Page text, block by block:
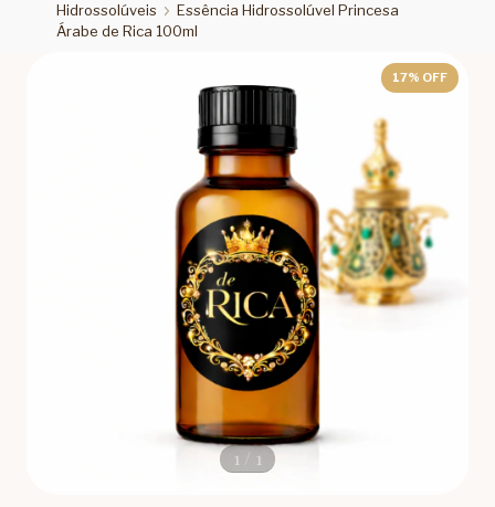
Hidrossolúveis
Essência Hidrossolúvel Princesa
Árabe de Rica 100ml
17% OFF
1 / 1